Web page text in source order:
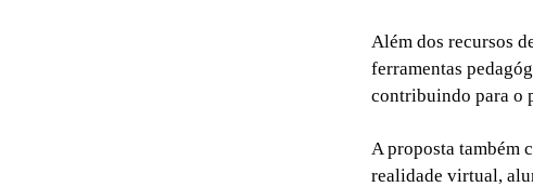
Além dos recursos
ferramentas
contribuindo para o
A proposta também
realidade virtual,